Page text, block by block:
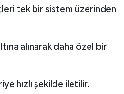
tek bir sistem üzerinden
alınarak daha özel bir
hızlı şekilde iletilir.